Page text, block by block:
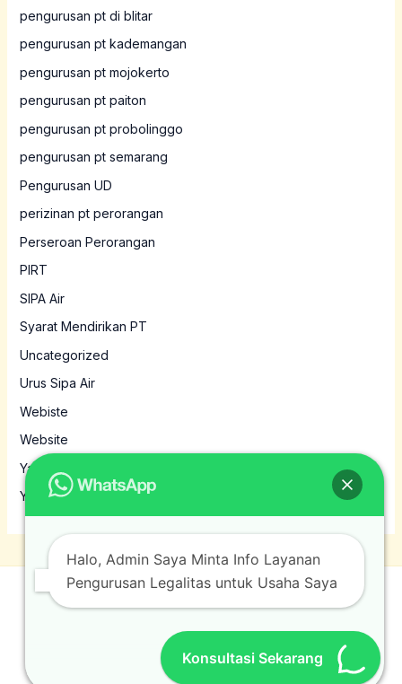
pengurusan pt di blitar
pengurusan pt kademangan
pengurusan pt mojokerto
pengurusan pt paiton
pengurusan pt probolinggo
pengurusan pt semarang
Pengurusan UD
perizinan pt perorangan
Perseroan Perorangan
PIRT
SIPA Air
Syarat Mendirikan PT
Uncategorized
Urus Sipa Air
Webiste
Website
Yayasan
Yayasan MBG
© 2026 Jasamura. Powered by Jasamura.
Halo, Admin Saya Minta Info Layanan
Pengurusan Legalitas untuk Usaha Saya
Konsultasi Sekarang